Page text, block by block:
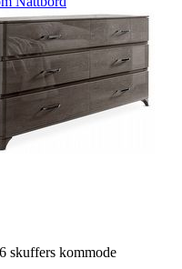
skuffers kommode